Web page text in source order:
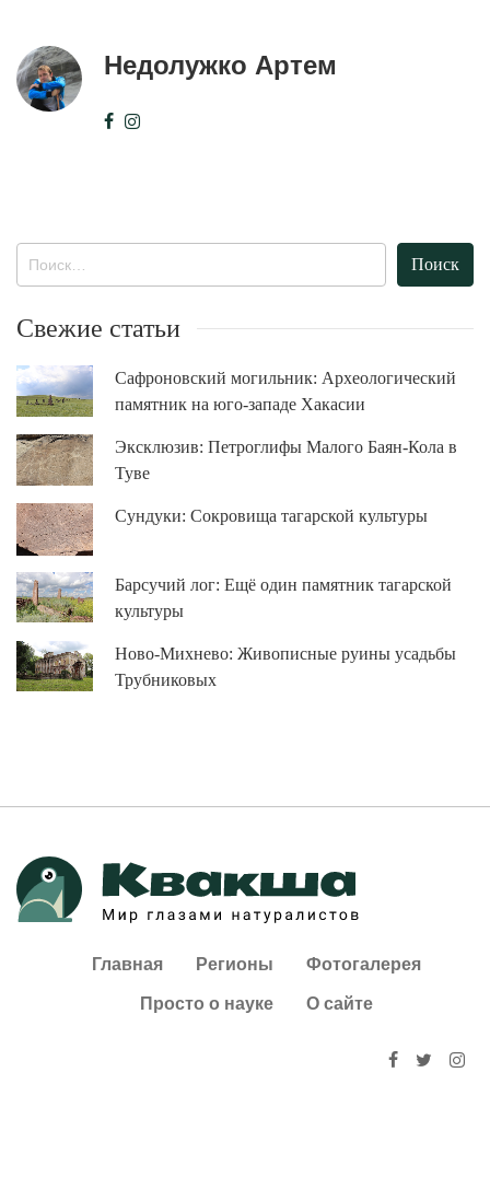
Недолужко Артем
Свежие статьи
Сафроновский могильник: Археологический
памятник на юго-западе Хакасии
Эксклюзив: Петроглифы Малого Баян-Кола в
Туве
Сундуки: Сокровища тагарской культуры
Барсучий лог: Ещё один памятник тагарской
культуры
Ново-Михнево: Живописные руины усадьбы
Трубниковых
Главная Регионы Фотогалерея
Просто о науке О сайте